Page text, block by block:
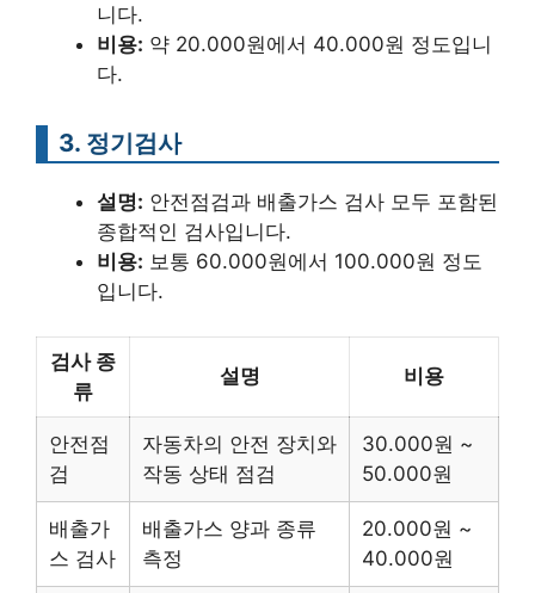
니다.
비용: 약 20.000원에서 40.000원 정도입니
다.
3. 정기검사
설명: 안전점검과 배출가스 검사 모두 포함된
종합적인 검사입니다.
비용: 보통 60.000원에서 100.000원 정도
입니다.
검사 종
류
설명 비용
안전점
검
자동차의 안전 장치와
작동 상태 점검
30.000원 ~
50.000원
배출가
스 검사
배출가스 양과 종류
측정
20.000원 ~
40.000원